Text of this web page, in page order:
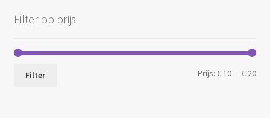
Filter op prijs
Min.
Filter Prijs:€ 10—€ 20